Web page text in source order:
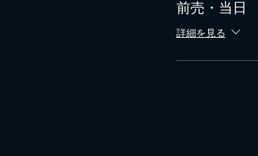
前売・当日
詳細を見る